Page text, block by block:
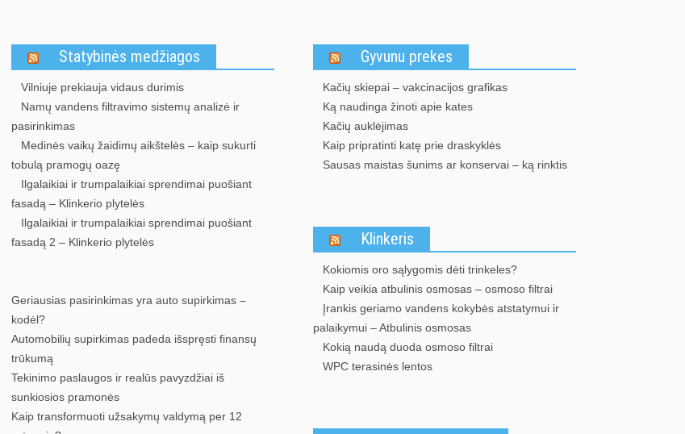
Statybinės medžiagos
Vilniuje prekiauja vidaus durimis
Namų vandens filtravimo sistemų analizė ir
pasirinkimas
Medinės vaikų žaidimų aikštelės – kaip sukurti
tobulą pramogų oazę
Ilgalaikiai ir trumpalaikiai sprendimai puošiant
fasadą – Klinkerio plytelės
Ilgalaikiai ir trumpalaikiai sprendimai puošiant
fasadą 2 – Klinkerio plytelės
Geriausias pasirinkimas yra auto supirkimas –
kodėl?
Automobilių supirkimas padeda išspręsti finansų
trūkumą
Tekinimo paslaugos ir realūs pavyzdžiai iš
sunkiosios pramonės
Kaip transformuoti užsakymų valdymą per 12
Gyvunu prekes
Kačių skiepai – vakcinacijos grafikas
Ką naudinga žinoti apie kates
Kačių auklėjimas
Kaip pripratinti katę prie draskyklės
Sausas maistas šunims ar konservai – ką rinktis
Klinkeris
Kokiomis oro sąlygomis dėti trinkeles?
Kaip veikia atbulinis osmosas – osmoso filtrai
Įrankis geriamo vandens kokybės atstatymui ir
palaikymui – Atbulinis osmosas
Kokią naudą duoda osmoso filtrai
WPC terasinės lentos